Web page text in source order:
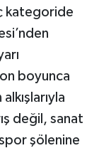
kategoride
boyunca
değil, sanat
şölenine